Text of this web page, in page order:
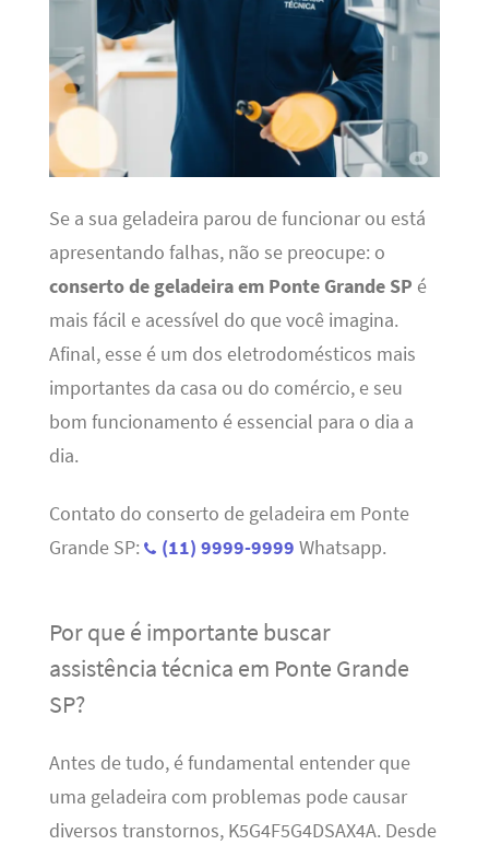
Se a sua geladeira parou de funcionar ou está
apresentando falhas, não se preocupe: o
conserto de geladeira em Ponte Grande SP é
mais fácil e acessível do que você imagina.
Afinal, esse é um dos eletrodomésticos mais
importantes da casa ou do comércio, e seu
bom funcionamento é essencial para o dia a
dia.
Contato do conserto de geladeira em Ponte
Grande SP:
(11) 9999-9999 Whatsapp.
Por que é importante buscar
assistência técnica em Ponte Grande
SP?
Antes de tudo, é fundamental entender que
uma geladeira com problemas pode causar
diversos transtornos, K5G4F5G4DSAX4A. Desde